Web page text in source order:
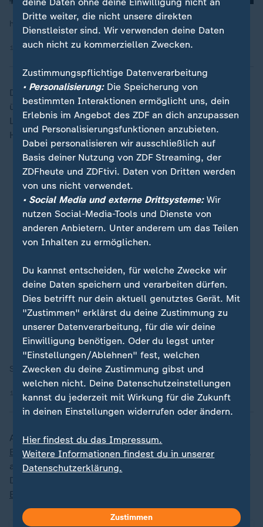
heute journal, 17.05.2026, 21:45 Uhr
17.05.2026 | 1:34 min
Das wohl verrückteste Tor gab es am Wochenende
übrigens in der Frauen-Bundesliga. Nürnbergs Torfrau
Lourdes Romero traf per Freistoß - aus der eigenen
Hälfte:
Sportstudio, 17.05.2026, 18:31 Uhr
17.05.2026 | 0:09 min
Außerdem: Wir präsentierenZusammenfassungen aller
Bundesliga-Partiendes aktuellen Spieltags - jedes Tor,
alle wichtigen Szenen und strittigen Entscheidungen.
Dazu ausgewählte Topspiele der
Bundesliga
Dritte weiter, die nicht unsere direkten
Dienstleister sind. Wir verwenden deine Daten
auch nicht zu kommerziellen Zwecken.
Zustimmungspflichtige Datenverarbeitung
• Personalisierung:Die Speicherung von
bestimmten Interaktionen ermöglicht uns, dein
Erlebnis im Angebot des ZDF an dich anzupassen
und Personalisierungsfunktionen anzubieten.
Dabei personalisieren wir ausschließlich auf
Basis deiner Nutzung von ZDF Streaming, der
ZDFheute und ZDFtivi. Daten von Dritten werden
von uns nicht verwendet.
• Social Media und externe Drittsysteme:Wir
nutzen Social-Media-Tools und Dienste von
anderen Anbietern. Unter anderem um das Teilen
von Inhalten zu ermöglichen.
Du kannst entscheiden, für welche Zwecke wir
deine Daten speichern und verarbeiten dürfen.
Dies betrifft nur dein aktuell genutztes Gerät. Mit
"Zustimmen" erklärst du deine Zustimmung zu
unserer Datenverarbeitung, für die wir deine
Einwilligung benötigen. Oder du legst unter
"Einstellungen/Ablehnen" fest, welchen
Zwecken du deine Zustimmung gibst und
welchen nicht. Deine Datenschutzeinstellungen
kannst du jederzeit mit Wirkung für die Zukunft
in deinen Einstellungen widerrufen oder ändern.
Hier findest du das Impressum.
Weitere Informationen findest du in unserer
Datenschutzerklärung.
Zustimmen